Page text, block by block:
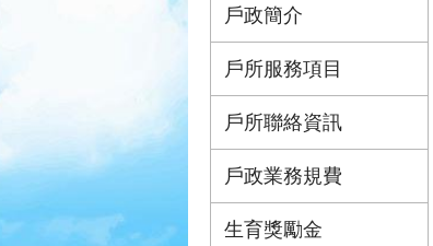
戶政簡介
戶所服務項目
戶所聯絡資訊
戶政業務規費
生育獎勵金